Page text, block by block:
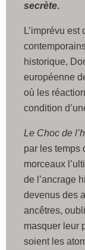
secrète.
L’imprévu
historique,
européenne
où les
condition
Le Choc de
par les temps
morceaux
de l’ancrage
devenus des
ancêtres,
masquer leur
soient les